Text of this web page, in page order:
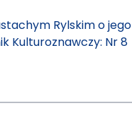
Rylskim o jego
Kulturoznawczy: Nr 8